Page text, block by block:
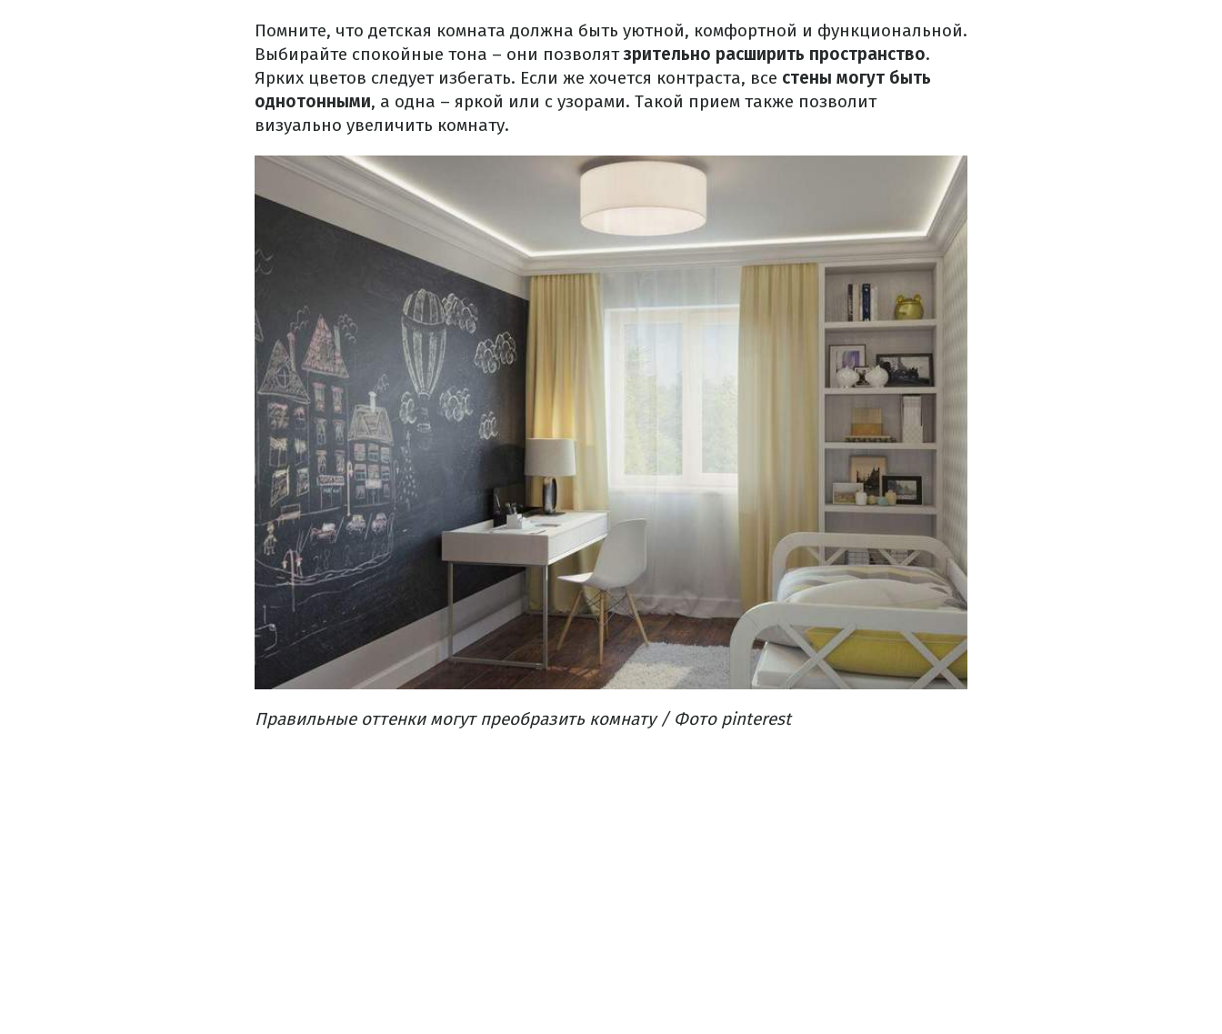
Помните, что детская комната должна быть уютной, комфортной и функциональной.
Выбирайте спокойные тона – они позволятзрительно расширить пространство.
Ярких цветов следует избегать. Если же хочется контраста, все стены могут быть
однотонными, а одна – яркой или с узорами. Такой прием также позволит
визуально увеличить комнату.
Правильные оттенки могут преобразить комнату / Фото pinterest